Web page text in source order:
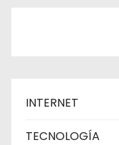
INTERNET
TECNOLOGÍA